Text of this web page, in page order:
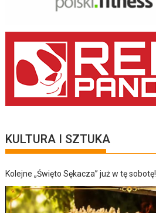
KULTURA I SZTUKA
Kolejne „Święto Sękacza” już w tę sobotę!